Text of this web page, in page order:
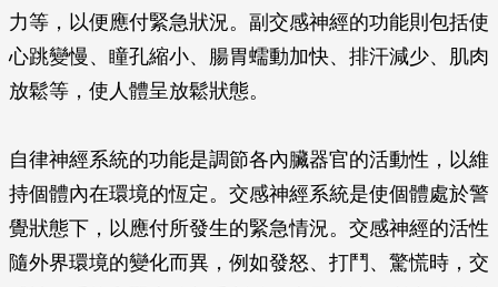
力等，以便應付緊急狀況。副交感神經的功能則包括使
心跳變慢、瞳孔縮小、腸胃蠕動加快、排汗減少、肌肉
放鬆等，使人體呈放鬆狀態。
自律神經系統的功能是調節各內臟器官的活動性，以維
持個體內在環境的恆定。交感神經系統是使個體處於警
覺狀態下，以應付所發生的緊急情況。交感神經的活性
隨外界環境的變化而異，例如發怒、打鬥、驚慌時，交